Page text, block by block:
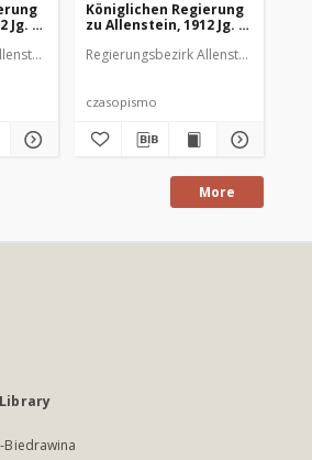
Jg. 8,
Königlichen Regierung
zu Allenstein, 1912 Jg. 8,
Regierungsbezirk Allenstein
czasopismo
More
Biedrawina